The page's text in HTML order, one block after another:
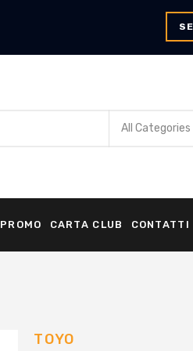
PROMO CARTA CLUB CONTATTI
TOYO